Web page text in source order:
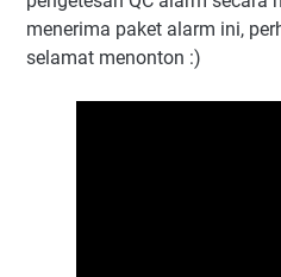
menerima paket alarm ini,
selamat menonton :)